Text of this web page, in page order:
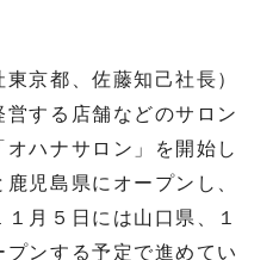
京都、佐藤知己社長）
する店舗などのサロン
ハナサロン」を開始し
児島県にオープンし、
月５日には山口県、１
プンする予定で進めてい